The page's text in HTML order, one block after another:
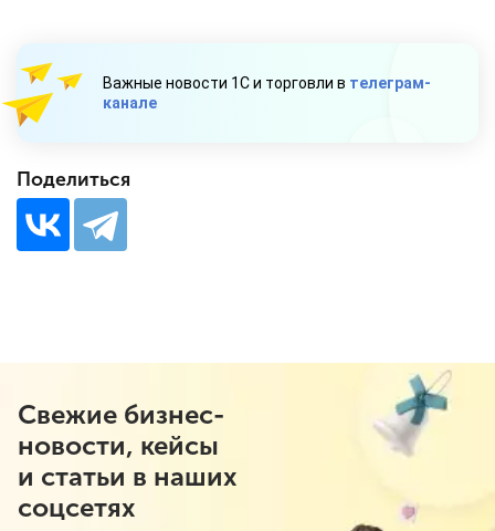
Важные новости 1С и торговли в телеграм-
канале
Поделиться
Свежие бизнес-
новости, кейсы
и статьи в наших
соцсетях